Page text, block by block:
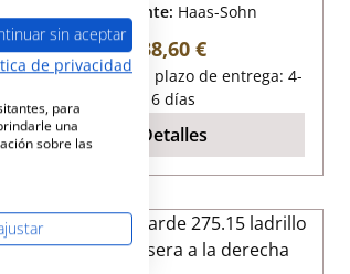
Fabricante: Haas-Sohn
Precio normal:
38,60 €
Disponible, plazo de entrega: 4-
6 días
Detalles
sin aceptar
de privacidad
para
una
sobre las